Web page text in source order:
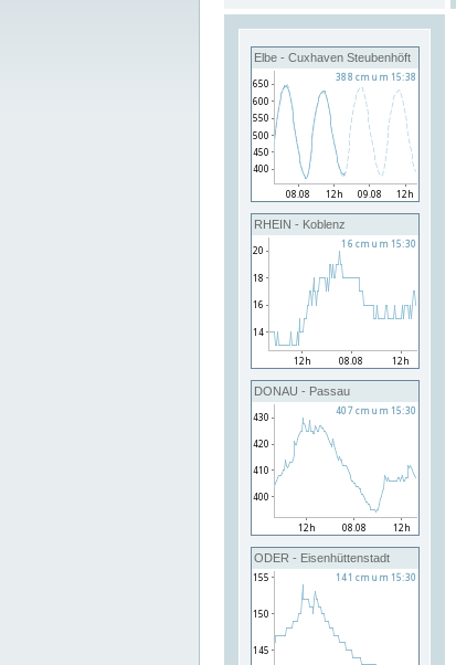
Elbe - Cuxhaven Steubenhöft
RHEIN - Koblenz
DONAU - Passau
ODER - Eisenhüttenstadt